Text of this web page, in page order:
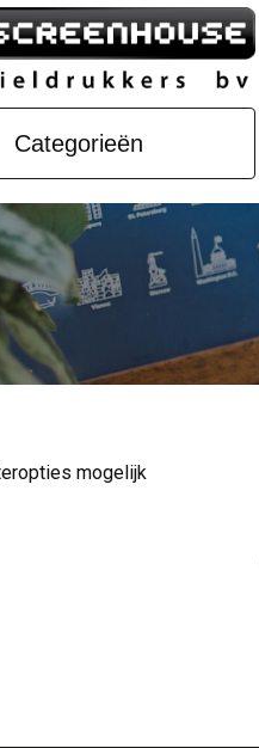
Categorieën
mogelijk